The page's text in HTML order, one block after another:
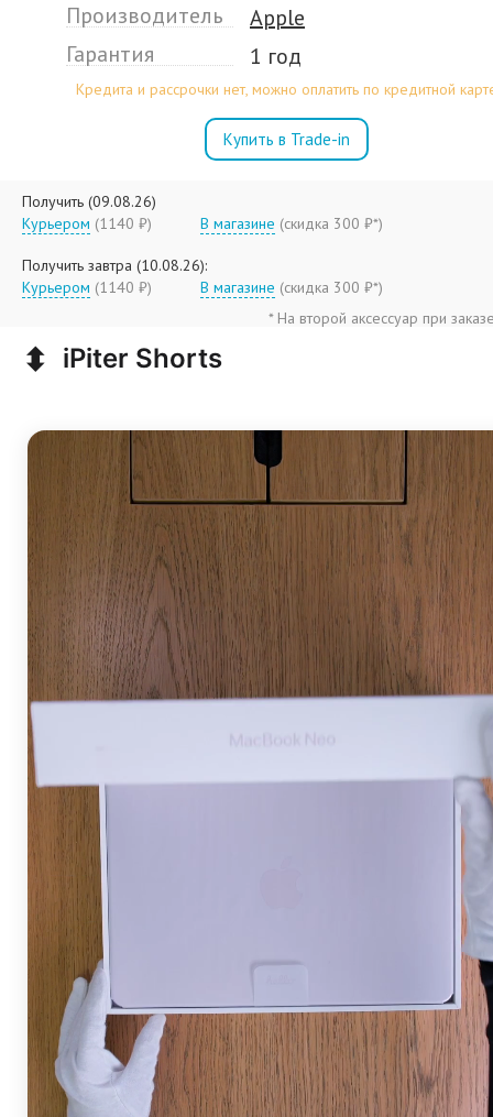
Производитель
Apple
Гарантия
1 год
Кредита и рассрочки нет, можно оплатить по кредитной
Купить в Trade-in
Получить (09.08.26)
Курьером (1140 ₽) В магазине (скидка 300 ₽*)
Получить завтра (10.08.26):
Курьером (1140 ₽) В магазине (скидка 300 ₽*)
* На второй аксессуар при
⬍ iPiter Shorts